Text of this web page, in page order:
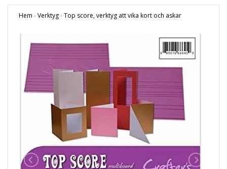
Hem › Verktyg› Top score, verktyg att vika kort och askar